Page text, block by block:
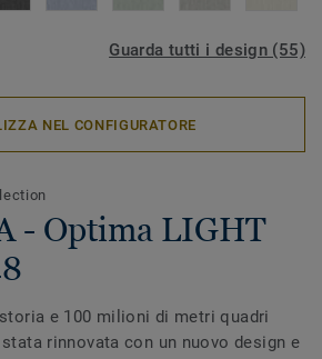
Guarda tutti i design (55)
NEL CONFIGURATORE
- Optima LIGHT
e 100 milioni di metri quadri
rinnovata con un nuovo design e